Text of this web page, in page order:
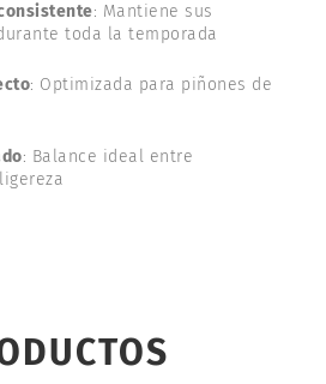
: Mantiene sus
toda la temporada
: Optimizada para piñones de
: Balance ideal entre